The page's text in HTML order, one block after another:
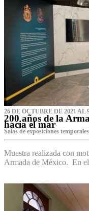
26 DE OCTUBRE DE 2021 AL
200 años de la
hacia el mar
Salas de exposiciones
Muestra realizada con
Armada de México. En